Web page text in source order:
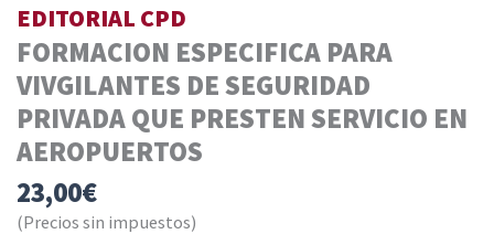
EDITORIAL CPD
FORMACION ESPECIFICA PARA
VIVGILANTES DE SEGURIDAD
PRIVADA QUE PRESTEN SERVICIO EN
AEROPUERTOS
23,00€
(Precios sin impuestos)